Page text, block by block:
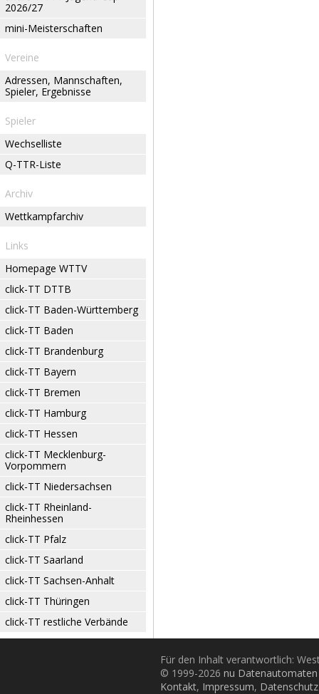
2026/27
mini-Meisterschaften
Vereine
Adressen, Mannschaften,
Spieler, Ergebnisse
Spieler
Wechselliste
Q-TTR-Liste
Archiv
Wettkampfarchiv
Links
Homepage WTTV
click-TT DTTB
click-TT Baden-Württemberg
click-TT Baden
click-TT Brandenburg
click-TT Bayern
click-TT Bremen
click-TT Hamburg
click-TT Hessen
click-TT Mecklenburg-
Vorpommern
click-TT Niedersachsen
click-TT Rheinland-
Rheinhessen
click-TT Pfalz
click-TT Saarland
click-TT Sachsen-Anhalt
click-TT Thüringen
click-TT restliche Verbände
Für den Inhalt verantwortlich:
© 1999-2026 nu
Kontakt, Impressum, Datenschutz